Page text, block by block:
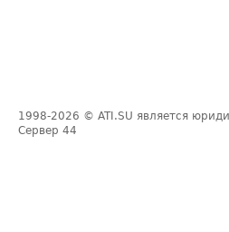
1998-2026 © ATI.SU является
Сервер 44